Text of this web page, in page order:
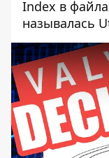
Index в
называлась